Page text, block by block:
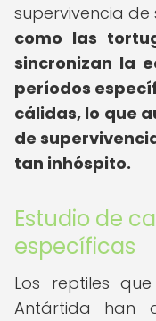
supervivencia de
como las
sincronizan la
períodos
cálidas, lo que
de
tan inhóspito.
Estudio de
específicas
Los reptiles
Antártida han